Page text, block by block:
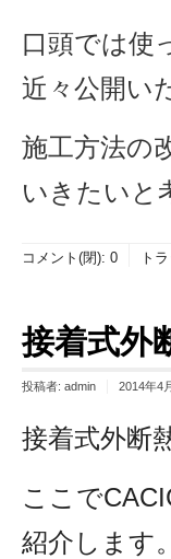
口頭では使
近々公開い
施工方法の
いきたいと
コメント(閉): 0 ト
接着式外
投稿者: admin 2014年4
接着式外断
ここで
紹介します。